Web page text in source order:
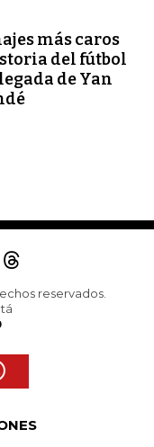
más caros
del fútbol
de Yan
reservados.